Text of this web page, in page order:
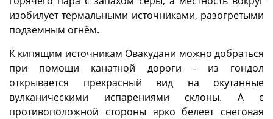
изобилует термальными источниками, разогретыми
подземным огнём.
К кипящим источникам Овакудани можно добраться
при помощи канатной дороги - из гондол
открывается прекрасный вид на окутанные
вулканическими испарениями склоны. А с
противоположной стороны ярко белеет снеговая